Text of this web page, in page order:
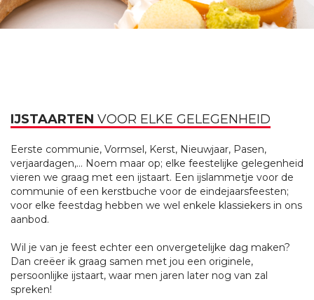
IJSTAARTEN VOOR ELKE GELEGENHEID
Eerste communie, Vormsel, Kerst, Nieuwjaar, Pasen,
verjaardagen,… Noem maar op; elke feestelijke gelegenheid
vieren we graag met een ijstaart. Een ijslammetje voor de
communie of een kerstbuche voor de eindejaarsfeesten;
voor elke feestdag hebben we wel enkele klassiekers in ons
aanbod.
Wil je van je feest echter een onvergetelijke dag maken?
Dan creëer ik graag samen met jou een originele,
persoonlijke ijstaart, waar men jaren later nog van zal
spreken!